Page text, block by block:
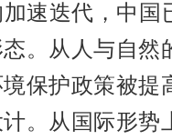
速迭代，中国
。从人与自
保护政策被
。从国际形势